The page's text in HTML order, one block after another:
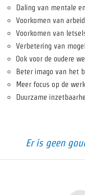
Daling van mentale
Voorkomen van
Voorkomen van
Verbetering van
Ook voor de oudere
Beter imago van het
Meer focus op de
Duurzame
Er is geen